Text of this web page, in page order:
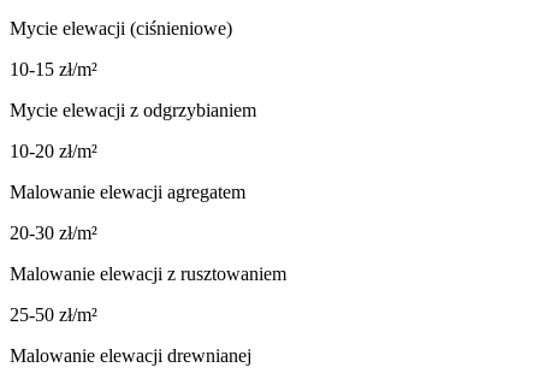
Mycie elewacji (ciśnieniowe)
10-15 zł/m²
Mycie elewacji z odgrzybianiem
10-20 zł/m²
Malowanie elewacji agregatem
20-30 zł/m²
Malowanie elewacji z rusztowaniem
25-50 zł/m²
Malowanie elewacji drewnianej